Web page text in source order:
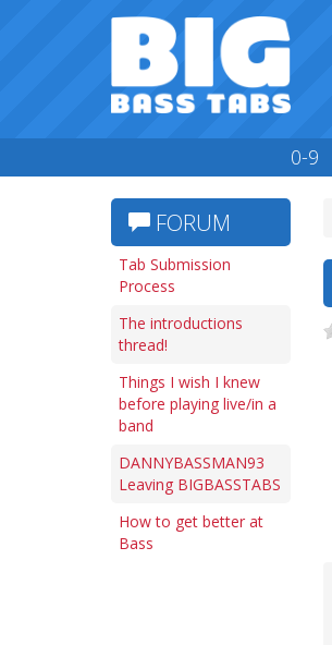
0-9
FORUM
Tab Submission
Process
The introductions
thread!
Things I wish I knew
before playing live/in a
band
DANNYBASSMAN93
Leaving BIGBASSTABS
How to get better at
Bass